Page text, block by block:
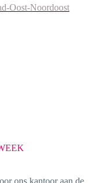
Oost-Noordoost